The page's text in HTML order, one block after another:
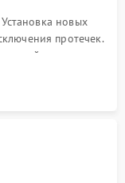
новых
протечек.
системы,
поплавка.